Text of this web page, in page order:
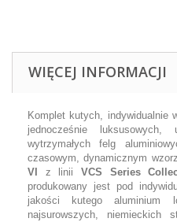
WIĘCEJ INFORMACJI
Komplet kutych, indywidualnie
jednocześnie
wytrzymałych felg
czasowym, dynamicznym
VI
z linii VCS Series
produkowany jest pod
jakości kutego aluminium
najsurowszych, niemieckich